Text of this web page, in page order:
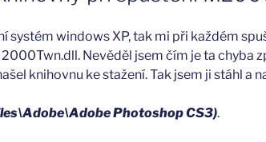
systém windows XP, tak mi při každém
Nevěděl jsem čím je ta chyba
knihovnu ke stažení. Tak jsem ji stáhl a
Photoshop CS3).